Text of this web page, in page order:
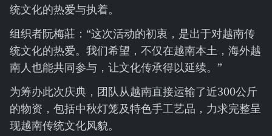
统文化的热爱与执着。
组织者阮梅莊：“这次活动的初衷，是出于对越南传
统文化的热爱。我们希望，不仅在越南本土，海外越
南人也能共同参与，让文化传承得以延续。”
为筹办此次庆典，团队从越南直接运输了近300公斤
的物资，包括中秋灯笼及特色手工艺品，力求完整呈
现越南传统文化风貌。